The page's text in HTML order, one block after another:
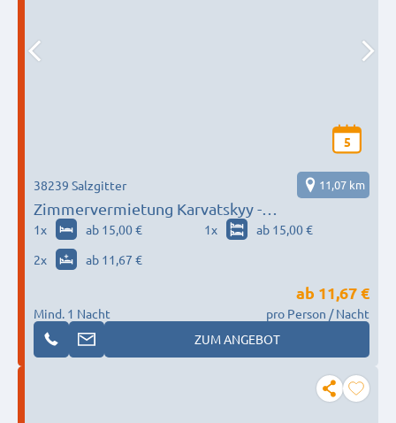
5
Zimmervermietung Karvatskyy -
zimmervermietung-oleh@web.de
38239 Salzgitter 11,07 km
1x ab 15,00 € 1x
ab 15,00 €
2x ab 11,67 €
Mind. 1 Nacht
ab 11,67 €
pro Person / Nacht
ZUM ANGEBOT